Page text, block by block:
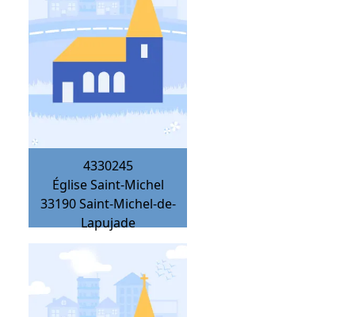
4330245
Église Saint-Michel
33190 Saint-Michel-de-
Lapujade